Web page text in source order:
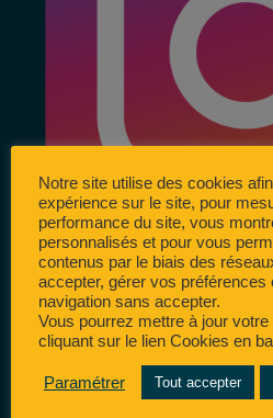
Notre site utilise des cookies
expérience sur le site, pour
performance du site, vous
personnalisés et pour vous
contenus par le biais des
accepter, gérer vos préférences
navigation sans accepter.
Vous pourrez mettre à jour
cliquant sur le lien Cookies en
Paramétrer Tout accepter